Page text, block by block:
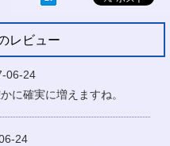
レビュー
24
に確実に増えますね。
24